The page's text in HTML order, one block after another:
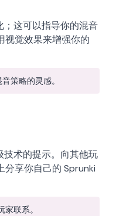
这可以指导你的混音
视觉效果来增强你的
策略的灵感。
术的提示。向其他玩
分享你自己的 Sprunki
联系。